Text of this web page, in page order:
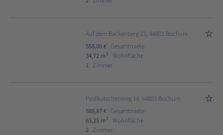
Auf dem Backenberg 21, 44801 Bochum
558,00 € Gesamtmiete
34,72 m2
Wohnfläche
1 Zimmer
Postkutschenweg 14, 44803 Bochum
586,87 € Gesamtmiete
63,25 m2
Wohnfläche
2 Zimmer